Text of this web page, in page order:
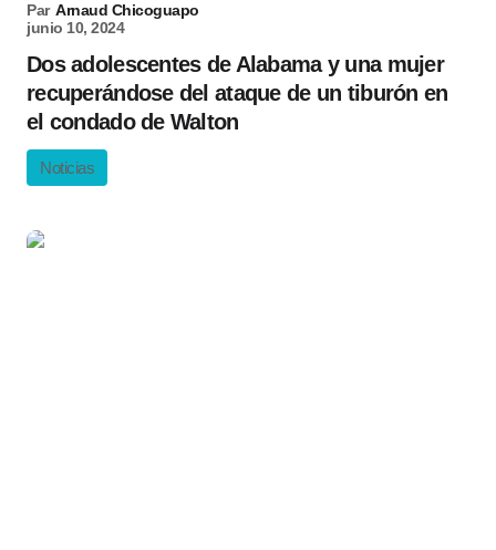
Par Arnaud Chicoguapo
junio 10, 2024
Dos adolescentes de Alabama y una mujer
recuperándose del ataque de un tiburón en
el condado de Walton
Noticias